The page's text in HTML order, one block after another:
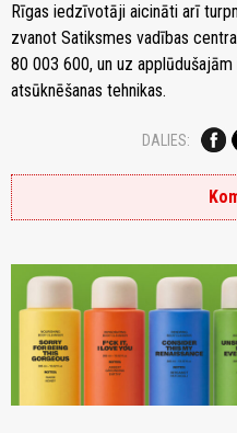
Rīgas iedzīvotāji aicināti arī
zvanot Satiksmes vadības
80 003 600, un uz
atsūknēšanas tehnikas.
DALIES: